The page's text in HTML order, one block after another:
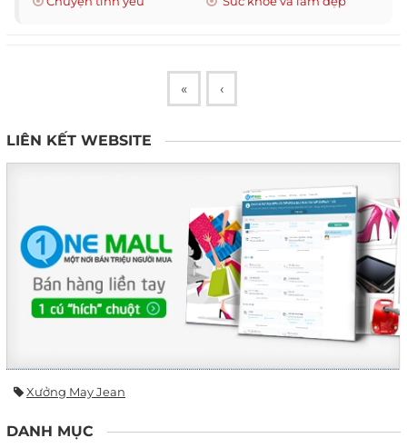
« ‹
LIÊN KẾT WEBSITE
Xưởng May Jean
DANH MỤC